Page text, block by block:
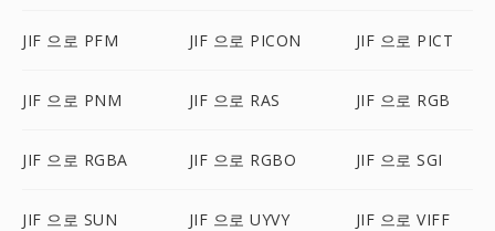
JIF 으로 PFM JIF 으로 PICON JIF 으로 PICT
JIF 으로 PNM JIF 으로 RAS JIF 으로 RGB
JIF 으로 RGBA JIF 으로 RGBO JIF 으로 SGI
JIF 으로 SUN JIF 으로 UYVY JIF 으로 VIFF